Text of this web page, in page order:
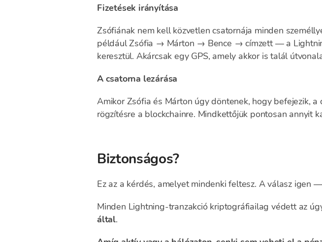
Fizetések irányítása
Zsófiának nem kell közvetlen csatornája minden
például Zsófia → Márton → Bence → címzett — a
keresztül. Akárcsak egy GPS, amely akkor is talál
A csatorna lezárása
Amikor Zsófia és Márton úgy döntenek, hogy befejezik,
rögzítésre a blockchainre. Mindkettőjük pontosan annyit
Biztonságos?
Ez az a kérdés, amelyet mindenki feltesz. A válasz igen
Minden Lightning-tranzakció kriptográfiailag védett az
által.